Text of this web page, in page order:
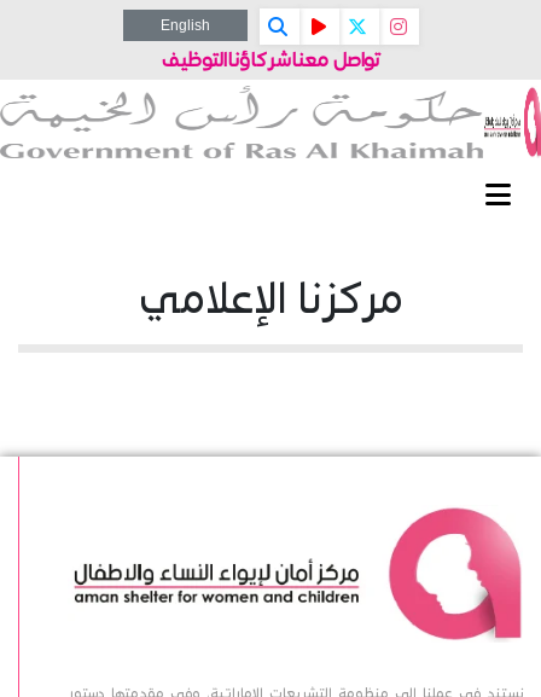
English
تواصل معناشركاؤناالتوظيف
مركزنا الإعلامي